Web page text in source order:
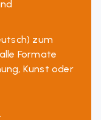
zum
Formate
Kunst oder